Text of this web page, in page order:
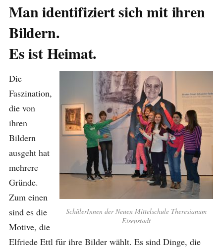
Man identifiziert sich mit ihren
Bildern.
Es ist Heimat.
SchülerInnen der Neuen Mittelschule Theresianum
Eisenstadt
Die
Faszination,
die von
ihren
Bildern
ausgeht hat
mehrere
Gründe.
Zum einen
sind es die
Motive, die
Elfriede Ettl für ihre Bilder wählt. Es sind Dinge, die